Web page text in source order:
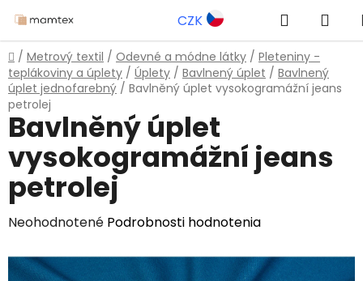
na
obsah
CZK Hľadať
Domov
/ Metrový textil / Odevné a módne látky / Pleteniny -
teplákoviny a úplety / Úplety / Bavlnený úplet / Bavlnený
úplet jednofarebný / Bavlněný úplet vysokogramážní jeans
petrolej
Bavlněný úplet
vysokogramážní jeans
petrolej
Priemerné
produktu
Neohodnotené Podrobnosti hodnotenia